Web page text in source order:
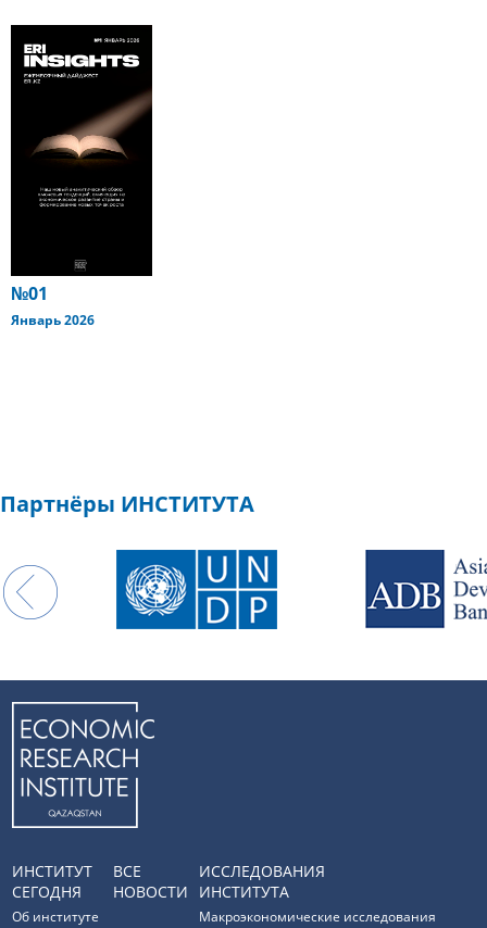
№01
Январь 2026
Партнёры ИНСТИТУТА
ИНСТИТУТ
СЕГОДНЯ
Об институте
ВСЕ
НОВОСТИ
ИССЛЕДОВАНИЯ
ИНСТИТУТА
Макроэкономические исследования